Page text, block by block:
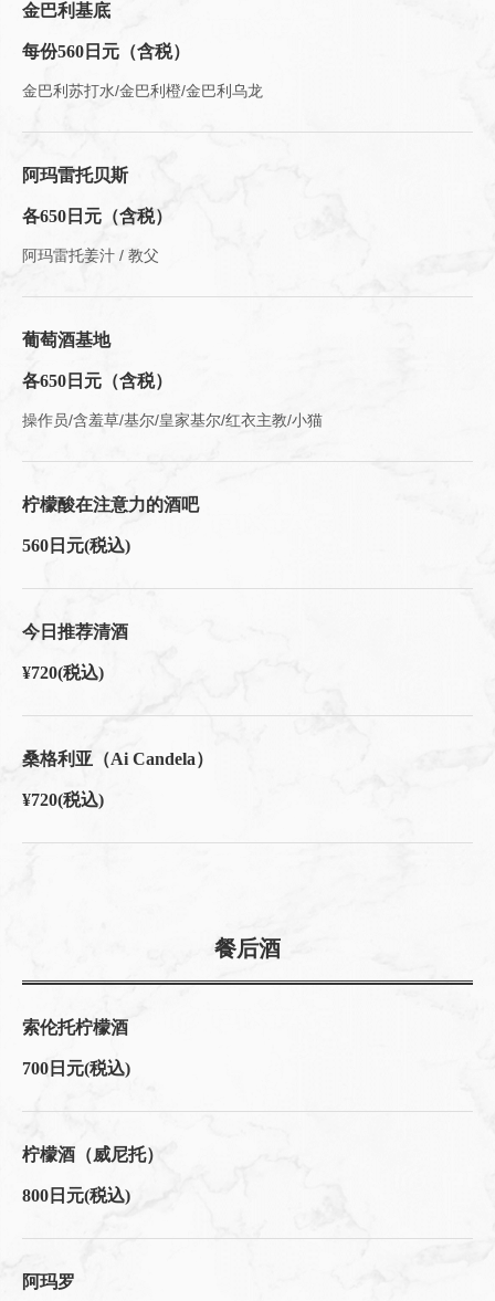
金巴利基底
每份560日元（含税）
金巴利苏打水/金巴利橙/金巴利乌龙
阿玛雷托贝斯
各650日元（含税）
阿玛雷托姜汁 / 教父
葡萄酒基地
各650日元（含税）
操作员/含羞草/基尔/皇家基尔/红衣主教/小猫
柠檬酸在注意力的酒吧
560日元(税込)
今日推荐清酒
¥720(税込)
桑格利亚（Ai Candela）
¥720(税込)
餐后酒
索伦托柠檬酒
700日元(税込)
柠檬酒（威尼托）
800日元(税込)
阿玛罗